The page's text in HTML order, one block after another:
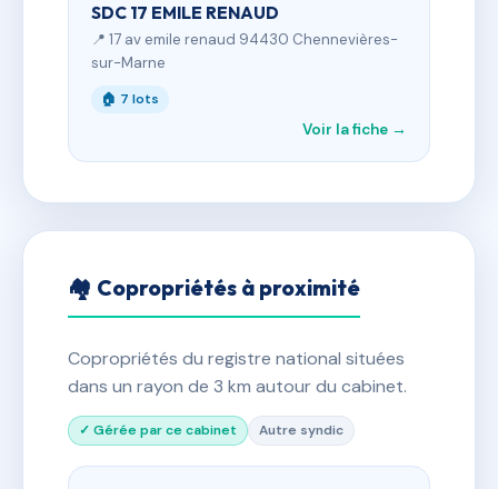
SDC 17 EMILE RENAUD
📍 17 av emile renaud 94430 Chennevières-
sur-Marne
🏠 7 lots
Voir la fiche →
🏘 Copropriétés à proximité
Copropriétés du registre national situées
dans un rayon de 3 km autour du cabinet.
✓ Gérée par ce cabinet Autre syndic